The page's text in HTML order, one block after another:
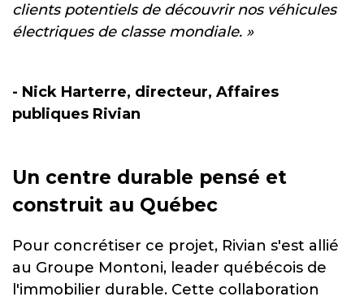
clients potentiels de découvrir nos véhicules
électriques de classe mondiale. »
- Nick Harterre, directeur, Affaires
publiques Rivian
Un centre durable pensé et
construit au Québec
Pour concrétiser ce projet, Rivian s'est allié
au Groupe Montoni, leader québécois de
l'immobilier durable. Cette collaboration